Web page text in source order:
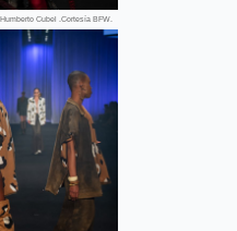
Humberto Cubel .Cortesía BFW.